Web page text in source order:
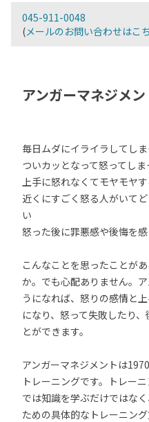
045-911-0048
(メールのお問い合わせはこ
アンガーマネジメ
毎日ムダにイライラしてしま
ついカッとなって怒ってし
上手に怒れなくてモヤモヤす
近くにすごく怒る人がいて
い
怒った後に罪悪感や後悔を
こんなことを思ったことが
か。でも心配ありません。
うになれば、怒りの感情と
になり、怒って失敗したり
とができます。
アンガーマネジメントは
トレーニングです。トレー
では知識を学ぶだけではな
ための具体的なトレーニング